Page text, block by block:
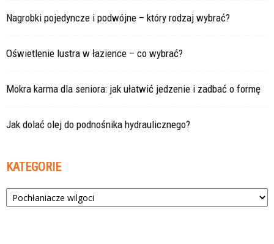
Nagrobki pojedyncze i podwójne – który rodzaj wybrać?
Oświetlenie lustra w łazience – co wybrać?
Mokra karma dla seniora: jak ułatwić jedzenie i zadbać o formę
Jak dolać olej do podnośnika hydraulicznego?
KATEGORIE
Kategorie